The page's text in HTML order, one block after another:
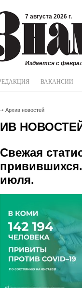
7 августа 2026 г.
Издается с
ВАКАНСИИ
Архив новостей
Свежая
июля.